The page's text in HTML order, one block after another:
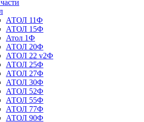
АТОЛ 11Ф
АТОЛ 15Ф
Атол 1Ф
АТОЛ 20Ф
АТОЛ 22 v2Ф
АТОЛ 25Ф
АТОЛ 27Ф
АТОЛ 30Ф
АТОЛ 52Ф
АТОЛ 55Ф
АТОЛ 77Ф
АТОЛ 90Ф